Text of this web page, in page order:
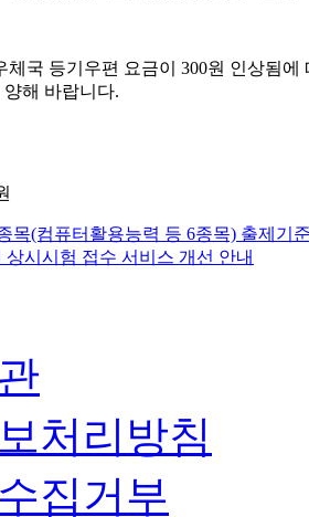
체국 등기우편 요금이 300원 인상됨
해 바랍니다.
목(컴퓨터활용능력 등 6종목) 출제기
시시험 접수 서비스 개선 안내
처리방침
집거부